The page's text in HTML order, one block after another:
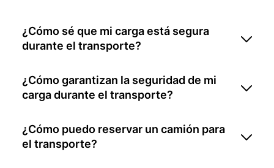
¿Cómo sé que mi carga está segura
durante el transporte?
¿Cómo garantizan la seguridad de mi
carga durante el transporte?
¿Cómo puedo reservar un camión para
el transporte?